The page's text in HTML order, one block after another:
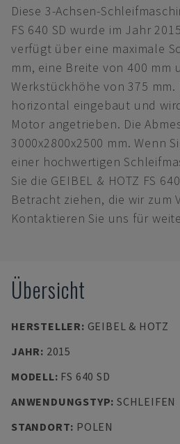
Diese 3-Achsen-
FS 640 SD wurde im Jahr
verfügt über eine maximale
mm, eine Breite von 400 mm
Werkstückhöhe von 375
horizontal eingebaut und
Motor angetrieben. Die
3000x2800x2500 mm. Wenn
einer hochwertigen
Sie die GEIBEL & HOTZ FS
Betracht ziehen, die wir zum
Kontaktieren Sie uns für
Übersicht
HERSTELLER: GEIBEL & HOTZ
JAHR: 2015
MODELL: FS 640 SD
ANWENDUNGSTYP: SCHLEIFEN
STANDORT: POLEN